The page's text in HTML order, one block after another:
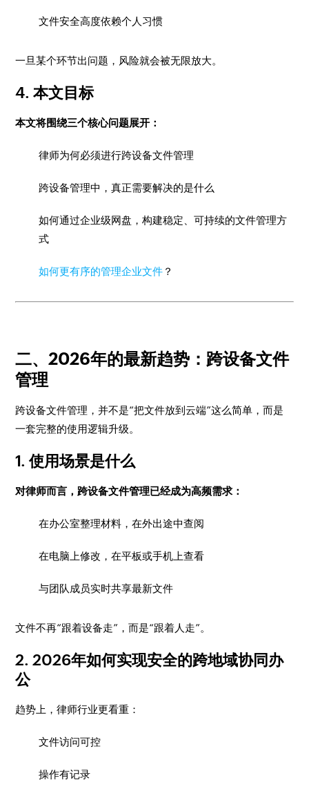
文件安全高度依赖个人习惯
一旦某个环节出问题，风险就会被无限放大。
4. 本文目标
本文将围绕三个核心问题展开：
律师为何必须进行跨设备文件管理
跨设备管理中，真正需要解决的是什么
如何通过企业级网盘，构建稳定、可持续的文件管理方
式
如何更有序的管理企业文件 ？
二、2026年的最新趋势：跨设备文件
管理
跨设备文件管理，并不是“把文件放到云端”这么简单，而是
一套完整的使用逻辑升级。
1. 使用场景是什么
对律师而言，跨设备文件管理已经成为高频需求：
在办公室整理材料，在外出途中查阅
在电脑上修改，在平板或手机上查看
与团队成员实时共享最新文件
文件不再“跟着设备走”，而是“跟着人走”。
2. 2026年如何实现安全的跨地域协同办
公
趋势上，律师行业更看重：
文件访问可控
操作有记录